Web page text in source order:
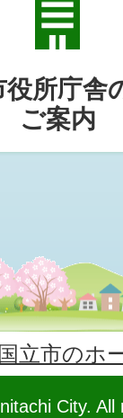
役所庁舎
ご案内
国立市のホ
City.